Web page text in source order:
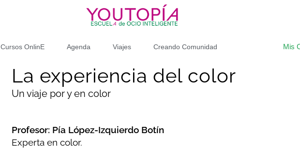
Cursos OnlinE Agenda Viajes Creando Comunidad Mis
La experiencia del color
Un viaje por y en color
Profesor: Pía López-Izquierdo Botín
Experta en color.